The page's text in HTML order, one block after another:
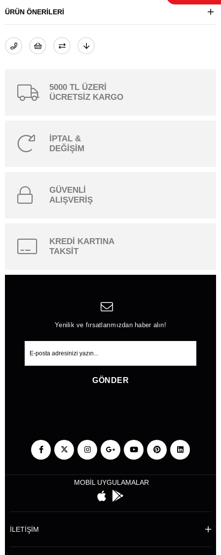
ÜRÜN ÖNERILERI
5000 TL ÜZERİ
ÜCRETSİZ KARGO
İPTAL &
DEĞİŞİM
GÜVENLİ
ALIŞVERİŞ
KREDİ KARTINA
TAKSİT
Yenilik ve fırsatlarımızdan haber alın!
GÖNDER
MOBİL UYGULAMALAR
İLETİŞİM